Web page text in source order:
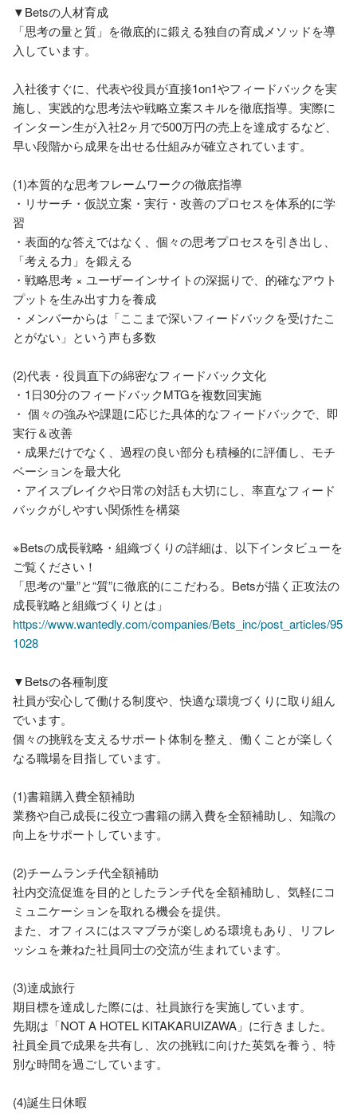
▼Betsの人材育成
「思考の量と質」を徹底的に鍛える独自の育成メソッドを導
入しています。
入社後すぐに、代表や役員が直接1on1やフィードバックを実
施し、実践的な思考法や戦略立案スキルを徹底指導。実際に
インターン生が入社2ヶ月で500万円の売上を達成するなど、
早い段階から成果を出せる仕組みが確立されています。
(1)本質的な思考フレームワークの徹底指導
・リサーチ・仮説立案・実行・改善のプロセスを体系的に学
習
・表面的な答えではなく、個々の思考プロセスを引き出し、
「考える力」を鍛える
・戦略思考 × ユーザーインサイトの深掘りで、的確なアウト
プットを生み出す力を養成
・メンバーからは「ここまで深いフィードバックを受けたこ
とがない」という声も多数
(2)代表・役員直下の綿密なフィードバック文化
・1日30分のフィードバックMTGを複数回実施
・ 個々の強みや課題に応じた具体的なフィードバックで、即
実行＆改善
・成果だけでなく、過程の良い部分も積極的に評価し、モチ
ベーションを最大化
・アイスブレイクや日常の対話も大切にし、率直なフィード
バックがしやすい関係性を構築
※Betsの成長戦略・組織づくりの詳細は、以下インタビューを
ご覧ください！
「思考の“量”と“質”に徹底的にこだわる。Betsが描く正攻法の
https://www.wantedly.com/companies/Bets_inc/post_articles/95
1028
▼Betsの各種制度
社員が安心して働ける制度や、快適な環境づくりに取り組ん
でいます。
個々の挑戦を支えるサポート体制を整え、働くことが楽しく
なる職場を目指しています。
(1)書籍購入費全額補助
業務や自己成長に役立つ書籍の購入費を全額補助し、知識の
向上をサポートしています。
(2)チームランチ代全額補助
社内交流促進を目的としたランチ代を全額補助し、気軽にコ
ミュニケーションを取れる機会を提供。
また、オフィスにはスマブラが楽しめる環境もあり、リフレ
ッシュを兼ねた社員同士の交流が生まれています。
(3)達成旅行
期目標を達成した際には、社員旅行を実施しています。
先期は「NOT A HOTEL KITAKARUIZAWA」に行きました。
社員全員で成果を共有し、次の挑戦に向けた英気を養う、特
別な時間を過ごしています。
(4)誕生日休暇